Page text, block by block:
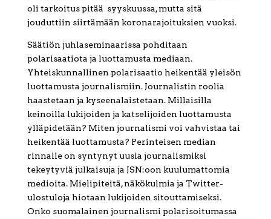
oli tarkoitus pitää syyskuussa, mutta sitä
jouduttiin siirtämään koronarajoituksien vuoksi.
Säätiön juhlaseminaarissa pohditaan
polarisaatiota ja luottamusta mediaan.
Yhteiskunnallinen polarisaatio heikentää yleisön
luottamusta journalismiin. Journalistin roolia
haastetaan ja kyseenalaistetaan. Millaisilla
keinoilla lukijoiden ja katselijoiden luottamusta
ylläpidetään? Miten journalismi voi vahvistaa tai
heikentää luottamusta? Perinteisen median
rinnalle on syntynyt uusia journalismiksi
tekeytyviä julkaisuja ja JSN:oon kuulumattomia
medioita. Mielipiteitä, näkökulmia ja Twitter-
ulostuloja hiotaan lukijoiden sitouttamiseksi.
Onko suomalainen journalismi polarisoitumassa